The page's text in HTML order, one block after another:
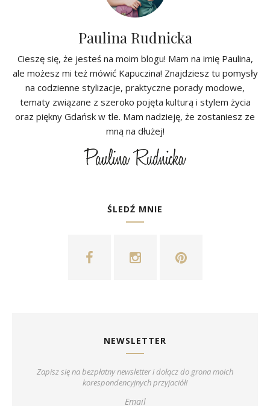
Paulina Rudnicka
Cieszę się, że jesteś na moim blogu! Mam na imię Paulina,
ale możesz mi też mówić Kapuczina! Znajdziesz tu pomysły
na codzienne stylizacje, praktyczne porady modowe,
tematy związane z szeroko pojęta kulturą i stylem życia
oraz piękny Gdańsk w tle. Mam nadzieję, że zostaniesz ze
mną na dłużej!
ŚLEDŹ MNIE
NEWSLETTER
Zapisz się na bezpłatny newsletter i dołącz do grona moich
korespondencyjnych przyjaciół!
Email